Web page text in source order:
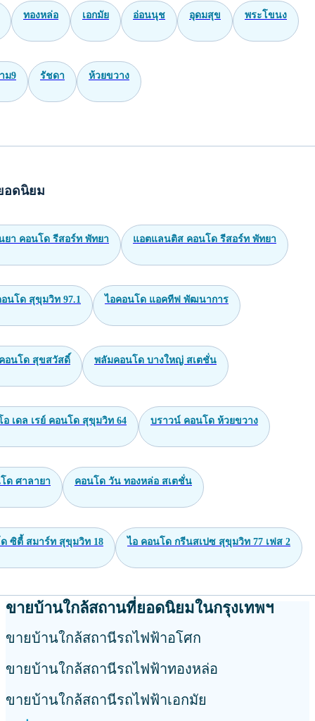
ทองหล่อ เอกมัย อ่อนนุช อุดมสุข พระโขนง
ม9 รัชดา ห้วยขวาง
อดนิยม
ยา คอนโด รีสอร์ท พัทยา แอตแลนติส คอนโด รีสอร์ท พัทยา
นโด สุขุมวิท 97.1 ไอคอนโด แอคทีฟ พัฒนาการ
อนโด สุขสวัสดิ์ พลัมคอนโด บางใหญ่ สเตชั่น
อ เดล เรย์ คอนโด สุขุมวิท 64 บราวน์ คอนโด ห้วยขวาง
ด ศาลายา คอนโด วัน ทองหล่อ สเตชั่น
ซิตี้ สมาร์ท สุขุมวิท 18 ไอ คอนโด กรีนสเปซ สุขุมวิท 77 เฟส 2
ขายบ้านใกล้สถานที่ยอดนิยมในกรุงเทพฯ
ขายบ้านใกล้สถานีรถไฟฟ้าอโศก
ขายบ้านใกล้สถานีรถไฟฟ้าทองหล่อ
ขายบ้านใกล้สถานีรถไฟฟ้าเอกมัย